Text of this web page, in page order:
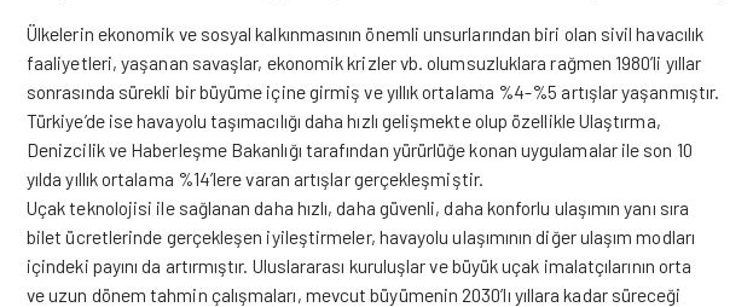
Ülkelerin ekonomik ve sosyal kalkınmasının önemli unsurlarından biri olan sivil havacılık
faaliyetleri, yaşanan savaşlar, ekonomik krizler vb. olumsuzluklara rağmen 1980’li yıllar
sonrasında sürekli bir büyüme içine girmiş ve yıllık ortalama %4-%5 artışlar yaşanmıştır.
Türkiye’de ise havayolu taşımacılığı daha hızlı gelişmekte olup özellikle Ulaştırma,
Denizcilik ve Haberleşme Bakanlığı tarafından yürürlüğe konan uygulamalar ile son 10
yılda yıllık ortalama %14’lere varan artışlar gerçekleşmiştir.
Uçak teknolojisi ile sağlanan daha hızlı, daha güvenli, daha konforlu ulaşımın yanı sıra
bilet ücretlerinde gerçekleşen iyileştirmeler, havayolu ulaşımının diğer ulaşım modları
içindeki payını da artırmıştır. Uluslararası kuruluşlar ve büyük uçak imalatçılarının orta
ve uzun dönem tahmin çalışmaları, mevcut büyümenin 2030’lı yıllara kadar süreceği